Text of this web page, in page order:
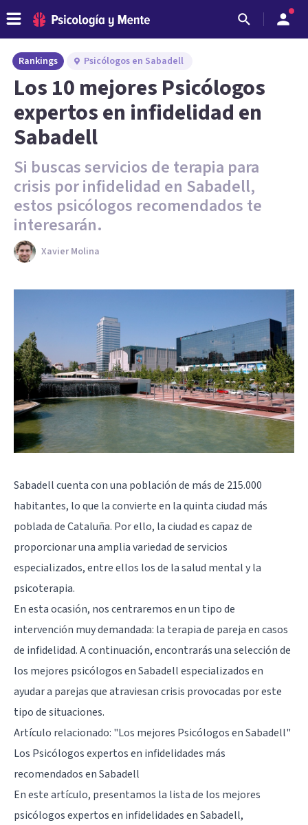
Rankings Psicólogos en Sabadell
Los 10 mejores Psicólogos
expertos en infidelidad en
Sabadell
Si buscas servicios de terapia para
crisis por infidelidad en Sabadell,
estos psicólogos recomendados te
interesarán.
Xavier Molina
Sabadell cuenta con una población de más de 215.000
habitantes, lo que la convierte en la quinta ciudad más
poblada de Cataluña. Por ello, la ciudad es capaz de
proporcionar una amplia variedad de servicios
especializados, entre ellos los de la salud mental y la
psicoterapia.
En esta ocasión, nos centraremos en un tipo de
intervención muy demandada: la terapia de pareja en casos
de infidelidad. A continuación, encontrarás una selección de
los mejores psicólogos en Sabadell especializados en
ayudar a parejas que atraviesan crisis provocadas por este
tipo de situaciones.
Artículo relacionado: "Los mejores Psicólogos en Sabadell"
Los Psicólogos expertos en infidelidades más
recomendados en Sabadell
En este artículo, presentamos la lista de los mejores
psicólogos expertos en infidelidades en Sabadell,